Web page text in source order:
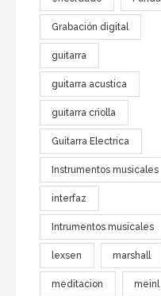
Grabación digital
guitarra
guitarra acustica
guitarra criolla
Guitarra Electrica
Instrumentos musicales
interfaz
Intrumentos musicales
lexsen marshall
meditacion meinl